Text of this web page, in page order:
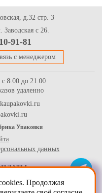
покрытием для переезда.
д.32 стр. 3
с 26.
91-81
с менеджером
8:00 до 21:00
удаленно
Упаковки
данных
Продолжая